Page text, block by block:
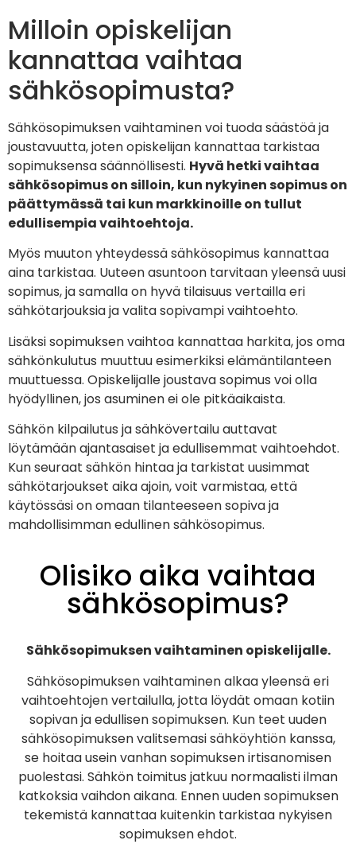
Milloin opiskelijan
kannattaa vaihtaa
sähkösopimusta?
Sähkösopimuksen vaihtaminen voi tuoda säästöä ja
joustavuutta, joten opiskelijan kannattaa tarkistaa
sopimuksensa säännöllisesti. Hyvä hetki vaihtaa
sähkösopimus on silloin, kun nykyinen sopimus on
päättymässä tai kun markkinoille on tullut
edullisempia vaihtoehtoja.
Myös muuton yhteydessä sähkösopimus kannattaa
aina tarkistaa. Uuteen asuntoon tarvitaan yleensä uusi
sopimus, ja samalla on hyvä tilaisuus vertailla eri
sähkötarjouksia ja valita sopivampi vaihtoehto.
Lisäksi sopimuksen vaihtoa kannattaa harkita, jos oma
sähkönkulutus muuttuu esimerkiksi elämäntilanteen
muuttuessa. Opiskelijalle joustava sopimus voi olla
hyödyllinen, jos asuminen ei ole pitkäaikaista.
Sähkön kilpailutus ja sähkövertailu auttavat
löytämään ajantasaiset ja edullisemmat vaihtoehdot.
Kun seuraat sähkön hintaa ja tarkistat uusimmat
sähkötarjoukset aika ajoin, voit varmistaa, että
käytössäsi on omaan tilanteeseen sopiva ja
mahdollisimman edullinen sähkösopimus.
Olisiko aika vaihtaa
sähkösopimus?
Sähkösopimuksen vaihtaminen opiskelijalle.
Sähkösopimuksen vaihtaminen alkaa yleensä eri
vaihtoehtojen vertailulla, jotta löydät omaan kotiin
sopivan ja edullisen sopimuksen. Kun teet uuden
sähkösopimuksen valitsemasi sähköyhtiön kanssa,
se hoitaa usein vanhan sopimuksen irtisanomisen
puolestasi. Sähkön toimitus jatkuu normaalisti ilman
katkoksia vaihdon aikana. Ennen uuden sopimuksen
tekemistä kannattaa kuitenkin tarkistaa nykyisen
sopimuksen ehdot.